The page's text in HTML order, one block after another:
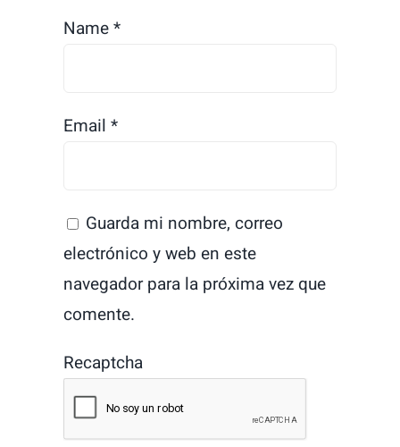
Name*
Email *
Guarda mi nombre, correo
electrónico y web en este
navegador para la próxima vez que
comente.
Recaptcha